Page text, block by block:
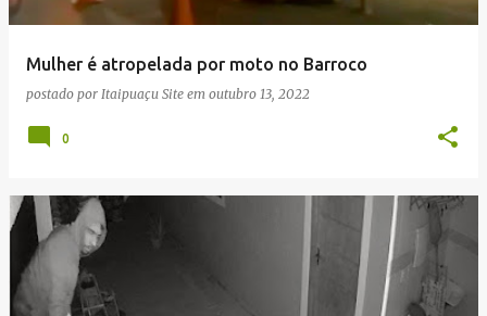
Mulher é atropelada por moto no Barroco
postado por Itaipuaçu Site em outubro 13, 2022
0